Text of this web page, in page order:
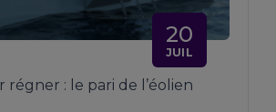
20
JUIL
: le pari de l’éolien